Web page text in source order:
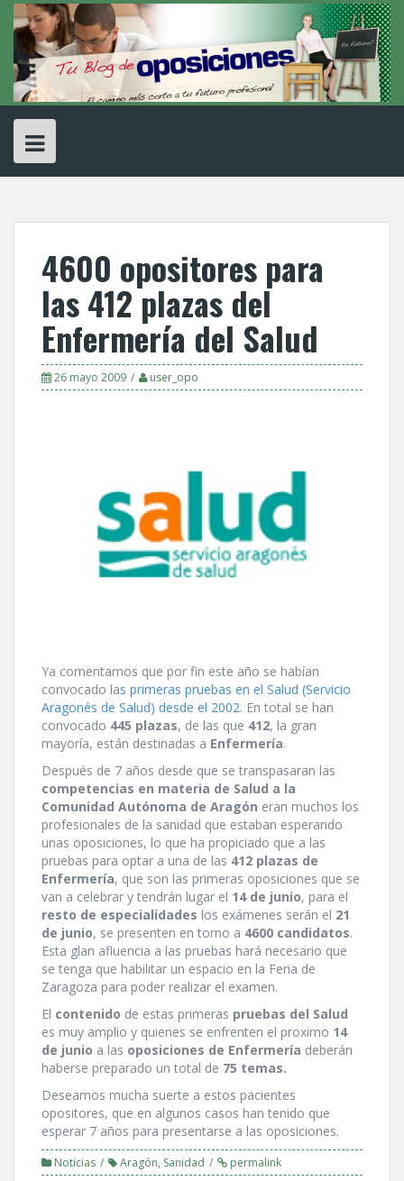
Skip
content
4600 opositores para
las 412 plazas del
Enfermerí­a del Salud
26 mayo 2009 user_opo
Ya comentamos que por fin este año se habí­an
convocado las primeras pruebas en el Salud (Servicio
Aragonés de Salud) desde el 2002. En total se han
convocado 445 plazas, de las que 412, la gran
mayorí­a, están destinadas a Enfermerí­a.
Después de 7 años desde que se transpasaran las
competencias en materia de Salud a la
Comunidad Autónoma de Aragón eran muchos los
profesionales de la sanidad que estaban esperando
unas oposiciones, lo que ha propiciado que a las
pruebas para optar a una de las 412 plazas de
Enfermerí­a, que son las primeras oposiciones que se
van a celebrar y tendrán lugar el 14 de junio, para el
resto de especialidades los exámenes serán el 21
de junio, se presenten en torno a 4600 candidatos.
Esta glan afluencia a las pruebas hará necesario que
se tenga que habilitar un espacio en la Feria de
Zaragoza para poder realizar el examen.
El contenido de estas primeras pruebas del Salud
es muy amplio y quienes se enfrenten el proximo 14
de junio a las oposiciones de Enfermerí­a deberán
haberse preparado un total de 75 temas.
Deseamos mucha suerte a estos pacientes
opositores, que en algunos casos han tenido que
esperar 7 años para presentarse a las oposiciones.
Noticias Aragón, Sanidad permalink